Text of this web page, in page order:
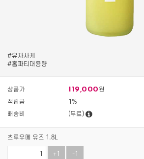
#유자사케
#홈파티대용량
상품가 119,000 원
적립금
1%
배송비
(무료)
츠루우메 유즈 1.8L
+1 -1